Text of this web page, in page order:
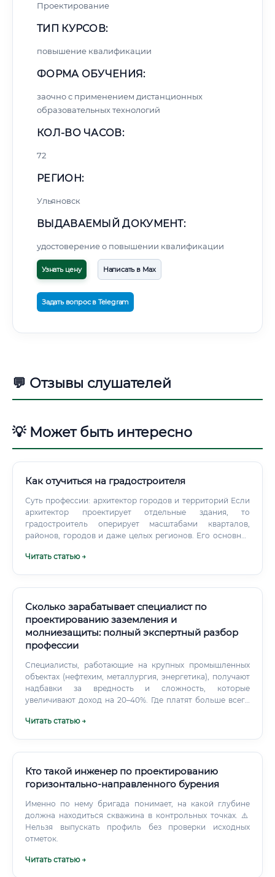
Проектирование
ТИП КУРСОВ:
повышение квалификации
ФОРМА ОБУЧЕНИЯ:
заочно с применением дистанционных
образовательных технологий
КОЛ-ВО ЧАСОВ:
72
РЕГИОН:
Ульяновск
ВЫДАВАЕМЫЙ ДОКУМЕНТ:
удостоверение о повышении квалификации
Узнать цену Написать в Max
Задать вопрос в Telegram
💬 Отзывы слушателей
💡 Может быть интересно
Как отучиться на градостроителя
Суть профессии: архитектор городов и территорий Если
архитектор проектирует отдельные здания, то
градостроитель оперирует масштабами кварталов,
районов, городов и даже целых регионов. Его основная
систему, в которой все элементы гармонично
Читать статью →
Сколько зарабатывает специалист по
проектированию заземления и
молниезащиты: полный экспертный разбор
профессии
Специалисты, работающие на крупных промышленных
объектах (нефтехим, металлургия, энергетика), получают
надбавки за вредность и сложность, которые
увеличивают доход на 20–40%. Где платят больше всего
региона работы.
Читать статью →
Кто такой инженер по проектированию
горизонтально-направленного бурения
Именно по нему бригада понимает, на какой глубине
должна находиться скважина в контрольных точках. ⚠️
Нельзя выпускать профиль без проверки исходных
отметок.
Читать статью →